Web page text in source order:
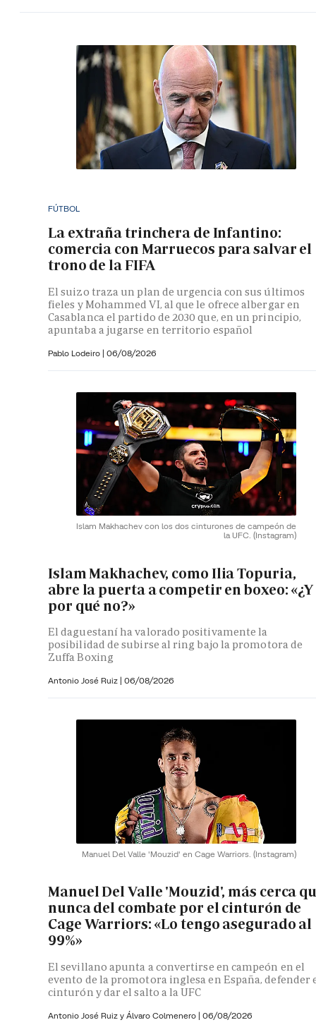
FÚTBOL
La extraña trinchera de Infantino:
comercia con Marruecos para salvar el
trono de la FIFA
El suizo traza un plan de urgencia con sus últimos
fieles y Mohammed VI, al que le ofrece albergar en
Casablanca el partido de 2030 que, en un principio,
apuntaba a jugarse en territorio español
Pablo Lodeiro | 06/08/2026
Islam Makhachev con los dos cinturones de campeón de
la UFC. (Instagram)
Islam Makhachev, como Ilia Topuria,
abre la puerta a competir en boxeo: «¿Y
por qué no?»
El daguestaní ha valorado positivamente la
posibilidad de subirse al ring bajo la promotora de
Zuffa Boxing
Antonio José Ruiz | 06/08/2026
Manuel Del Valle 'Mouzid' en Cage Warriors. (Instagram)
Manuel Del Valle 'Mouzid', más cerca
nunca del combate por el cinturón de
Cage Warriors: «Lo tengo asegurado al
99%»
El sevillano apunta a convertirse en campeón en el
evento de la promotora inglesa en España, defender
cinturón y dar el salto a la UFC
Antonio José Ruiz y Álvaro Colmenero | 06/08/2026